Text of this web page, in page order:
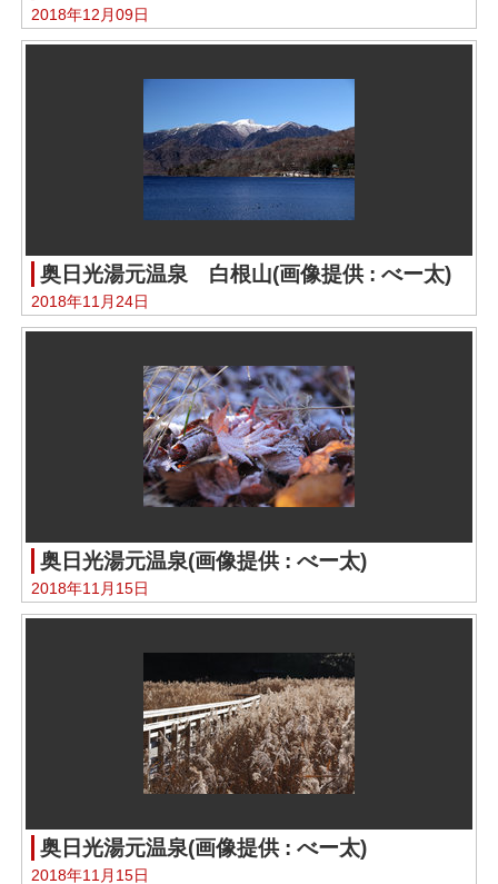
2018年12月09日
奥日光湯元温泉 白根山(画像提供 : べー太)
2018年11月24日
奥日光湯元温泉(画像提供 : べー太)
2018年11月15日
奥日光湯元温泉(画像提供 : べー太)
2018年11月15日